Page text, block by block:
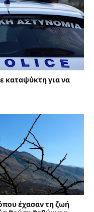
καταψύκτη για να
έχασαν τη ζωή